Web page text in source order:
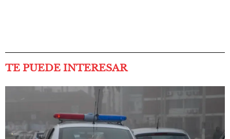
TE PUEDE INTERESAR